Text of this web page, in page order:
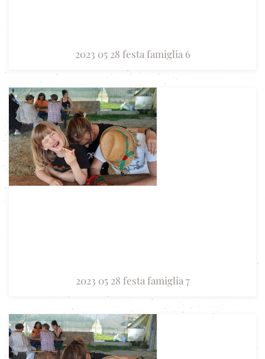
2023 05 28 festa famiglia 6
2023 05 28 festa famiglia 7